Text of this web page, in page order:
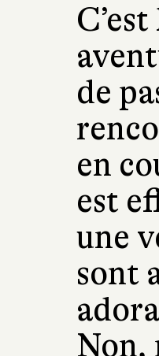
de
en
est
une
sont
Non,